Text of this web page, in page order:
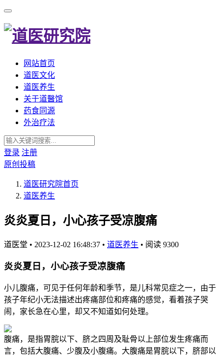
网站首页
道医文化
道医养生
关于道醫馆
药食同源
外治疗法
登录 注册
原创投稿
道医研究院首页
道医养生
炎炎夏日，小心孩子受凉腹痛
道医堂 • 2023-12-02 16:48:37 • 道医养生 • 阅读 9300
炎炎夏日，小心孩子受凉腹痛
小儿腹痛，可见于任何年龄和季节，是儿科常见症之一，由于
孩子年纪小无法描述出疼痛部位和疼痛的感觉，看着孩子哭
闹，家长急在心里，却又不知道如何处理。
腹痛，是指胃脘以下、脐之四周及耻骨以上部位发生疼痛而
言，包括大腹痛、少腹及小腹痛。大腹痛是胃脘以下，脐部以